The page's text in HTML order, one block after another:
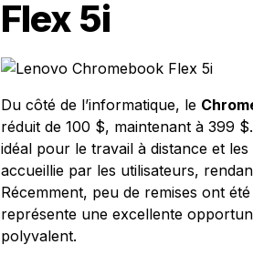
Flex 5i
Du côté de l’informatique, le
réduit de 100 $, maintenant à 399
idéal pour le travail à distance et
accueillie par les utilisateurs,
Récemment, peu de remises ont
représente une excellente
polyvalent.